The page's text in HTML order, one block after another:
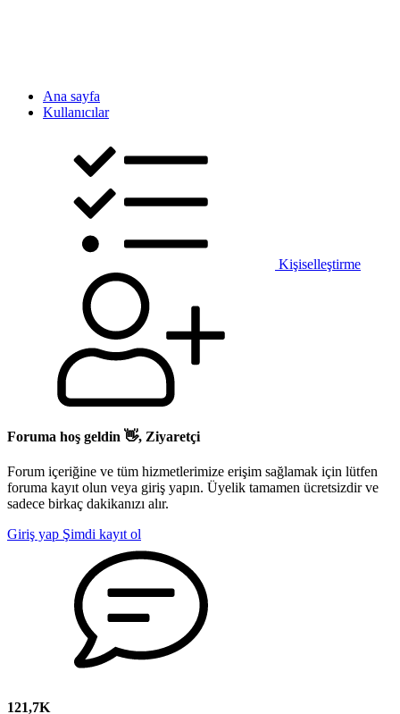
Ana sayfa
Kullanıcılar
Kişiselleştirme
Foruma hoş geldin 👋, Ziyaretçi
Forum içeriğine ve tüm hizmetlerimize erişim sağlamak için lütfen
foruma kayıt olun veya giriş yapın. Üyelik tamamen ücretsizdir ve
sadece birkaç dakikanızı alır.
Giriş yap Şimdi kayıt ol
121,7K